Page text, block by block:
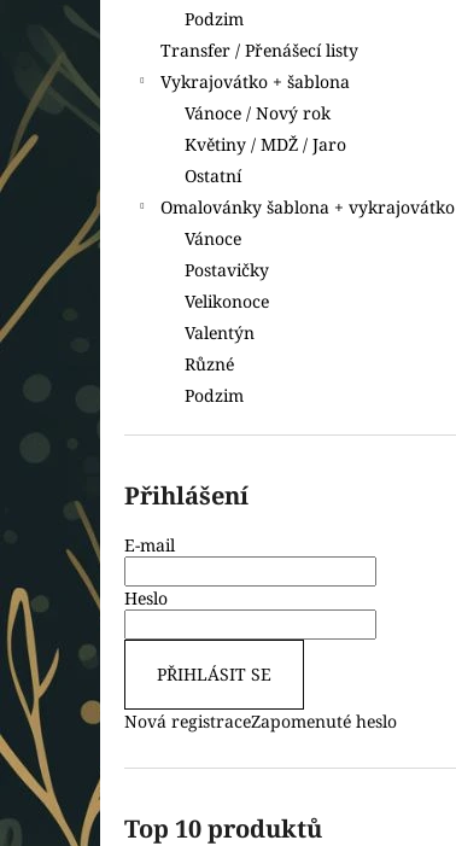
Podzim
Transfer / Přenášecí listy
Vykrajovátko + šablona
Vánoce / Nový rok
Květiny / MDŽ / Jaro
Ostatní
Omalovánky šablona + vykrajovátko
Vánoce
Postavičky
Velikonoce
Valentýn
Různé
Podzim
Přihlášení
E-mail
Heslo
PŘIHLÁSIT SE
Nová registraceZapomenuté heslo
Top 10 produktů